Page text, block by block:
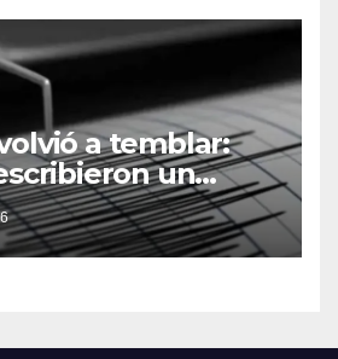
a temblar:
un
acompañado por